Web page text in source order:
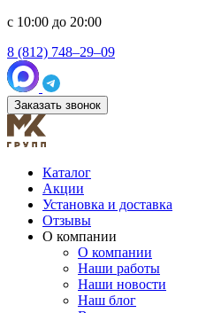
с 10:00 до 20:00
8 (812) 748–29–09
Заказать звонок
Каталог
Акции
Установка и доставка
Отзывы
О компании
О компании
Наши работы
Наши новости
Наш блог